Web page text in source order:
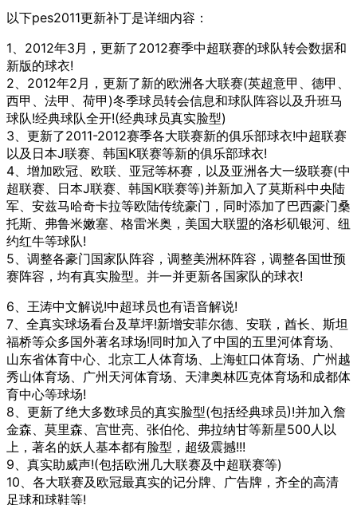
以下pes2011更新补丁是详细内容：
1、2012年3月，更新了2012赛季中超联赛的球队转会数据和
新版的球衣!
2、2012年2月，更新了新的欧洲各大联赛(英超意甲、德甲、
西甲、法甲、荷甲)冬季球员转会信息和球队阵容以及升班马
球队!经典球队全开!(经典球员真实脸型)
3、更新了2011-2012赛季各大联赛新的俱乐部球衣!中超联赛
以及日本J联赛、韩国K联赛等新的俱乐部球衣!
4、增加欧冠、欧联、亚冠等杯赛，以及亚洲各大一级联赛(中
超联赛、日本J联赛、韩国K联赛等)并新加入了莫斯科中央陆
军、安兹马哈奇卡拉等欧陆传统豪门，同时添加了巴西豪门桑
托斯、弗鲁米嫩塞、格雷米奥，美国大联盟的洛杉矶银河、纽
约红牛等球队!
5、调整各豪门国家队阵容，调整美洲杯阵容，调整各国世预
赛阵容，均有真实脸型。并一并更新各国家队的球衣!
6、王涛中文解说!中超球员也有语音解说!
7、全真实球场看台及草坪!新增安菲尔德、安联，酋长、斯坦
福桥等众多国外著名球场!同时加入了中国的五里河体育场、
山东省体育中心、北京工人体育场、上海虹口体育场、广州越
秀山体育场、广州天河体育场、天津奥林匹克体育场和成都体
育中心等球场!
8、更新了绝大多数球员的真实脸型(包括经典球员)!并加入詹
金森、莫里森、宫世亮、张伯伦、弗拉纳甘等新星500人以
上，著名的妖人基本都有脸型，超级震撼!!!
9、真实助威声!(包括欧洲几大联赛及中超联赛等)
10、各大联赛及欧冠最真实的记分牌、广告牌，齐全的高清
足球和球鞋等!